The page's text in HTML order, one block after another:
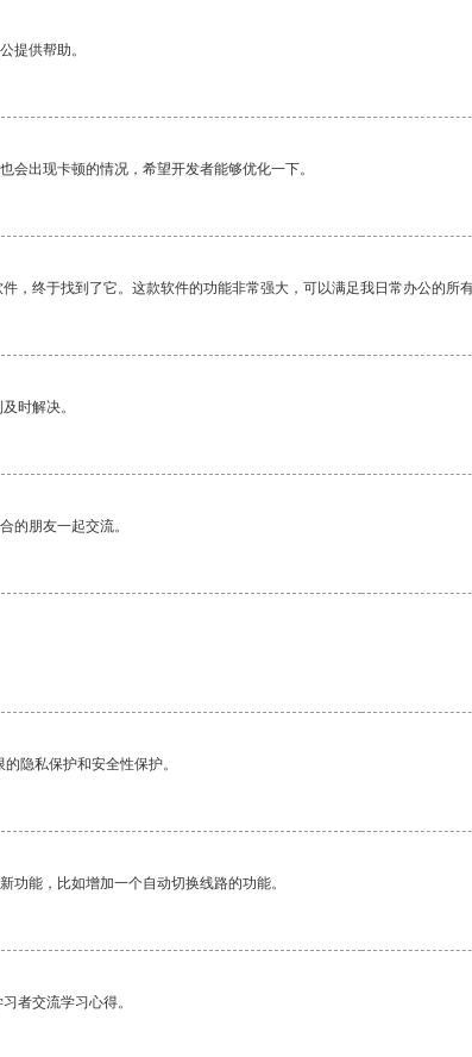
提供帮助。
出现卡顿的情况，希望开发者能够优化一下。
，终于找到了它。这款软件的功能非常强大，可以满足我日常办公的所
时解决。
的朋友一起交流。
隐私保护和安全性保护。
功能，比如增加一个自动切换线路的功能。
者交流学习心得。